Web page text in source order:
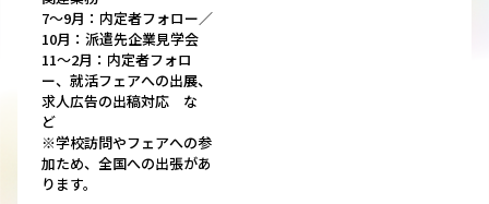
7～9月：内定者フォロー／
10月：派遣先企業見学会
11～2月：内定者フォロ
ー、就活フェアへの出展、
求人広告の出稿対応 な
ど
※学校訪問やフェアへの参
加ため、全国への出張があ
ります。